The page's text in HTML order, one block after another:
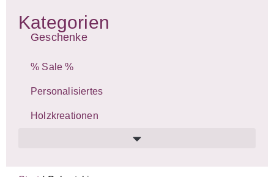
Kategorien
Geschenke
% Sale %
Personalisiertes
Holzkreationen